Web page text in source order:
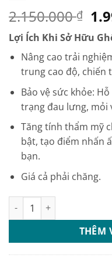
2.150.000₫
là:
Lợi Ích Khi Sở Hữu
Nâng cao trải
trung cao độ, chiến
Bảo vệ sức khỏe:
trạng đau lưng, mỏi
Tăng tính thẩm mỹ
bật, tạo điểm nhấn
bạn.
Giá cả phải chăng.
Ghế gaming màu hồng
THÊM